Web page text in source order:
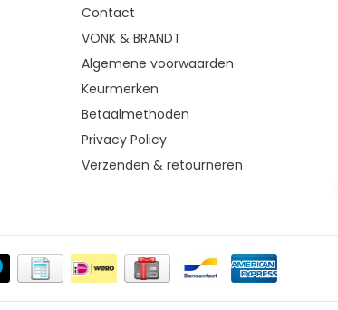
Contact
VONK & BRANDT
Algemene voorwaarden
Keurmerken
Betaalmethoden
Privacy Policy
Verzenden & retourneren